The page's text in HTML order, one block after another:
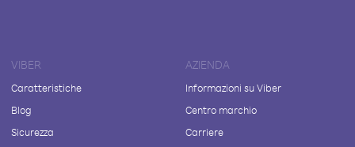
VIBER
Caratteristiche
Blog
Sicurezza
AZIENDA
Informazioni su Viber
Centro marchio
Carriere